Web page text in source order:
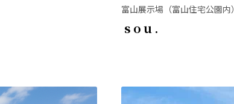
富山展示場（富山住宅公園内）
sou.